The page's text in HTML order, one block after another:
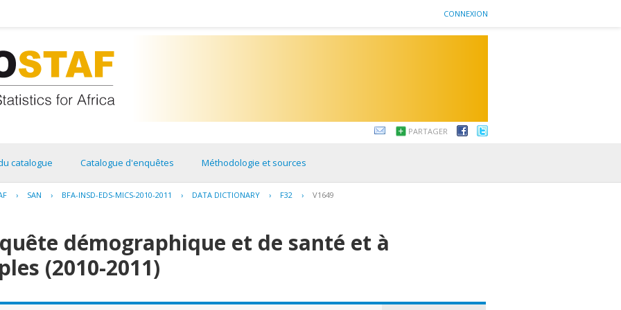
CONNEXION
PARTAGER
catalogue Catalogue d'enquêtes Méthodologie et sources
› SAN › BFA-INSD-EDS-MICS-2010-2011 › DATA DICTIONARY › F32 › V1649
démographique et de santé et à
(2010-2011)